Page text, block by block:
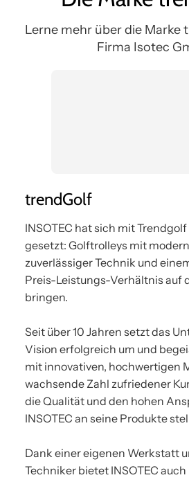
Lerne mehr über die Marke
Firma Isotec
trendGolf
INSOTEC hat sich mit
gesetzt: Golftrolleys mit
zuverlässiger Technik und
Preis-Leistungs-Verhältnis auf
bringen.
Seit über 10 Jahren setzt das
Vision erfolgreich um und
mit innovativen, hochwertigen
wachsende Zahl zufriedener
die Qualität und den hohen
INSOTEC an seine Produkte
Dank einer eigenen Werkstatt
Techniker bietet INSOTEC